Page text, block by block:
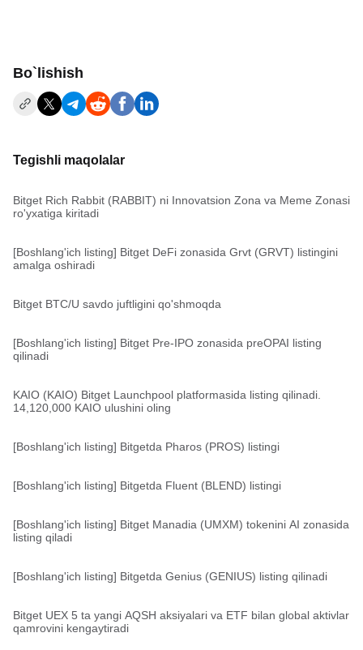
Bo`lishish
Tegishli maqolalar
Bitget Rich Rabbit (RABBIT) ni Innovatsion Zona va Meme Zonasi
ro'yxatiga kiritadi
[Boshlang'ich listing] Bitget DeFi zonasida Grvt (GRVT) listingini
amalga oshiradi
Bitget BTC/U savdo juftligini qo'shmoqda
[Boshlang'ich listing] Bitget Pre-IPO zonasida preOPAI listing
qilinadi
KAIO (KAIO) Bitget Launchpool platformasida listing qilinadi.
14,120,000 KAIO ulushini oling
[Boshlang'ich listing] Bitgetda Pharos (PROS) listingi
[Boshlang'ich listing] Bitgetda Fluent (BLEND) listingi
[Boshlang'ich listing] Bitget Manadia (UMXM) tokenini AI zonasida
listing qiladi
[Boshlang'ich listing] Bitgetda Genius (GENIUS) listing qilinadi
Bitget UEX 5 ta yangi AQSH aksiyalari va ETF bilan global aktivlar
qamrovini kengaytiradi